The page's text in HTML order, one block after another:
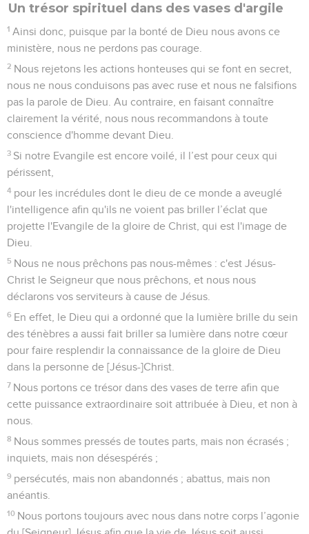
Un trésor spirituel dans des vases d'argile
1 Ainsi donc, puisque par la bonté de Dieu nous avons ce
ministère, nous ne perdons pas courage.
2 Nous rejetons les actions honteuses qui se font en secret,
nous ne nous conduisons pas avec ruse et nous ne falsifions
pas la parole de Dieu. Au contraire, en faisant connaître
clairement la vérité, nous nous recommandons à toute
conscience d'homme devant Dieu.
3 Si notre Evangile est encore voilé, il l’est pour ceux qui
périssent,
4 pour les incrédules dont le dieu de ce monde a aveuglé
l'intelligence afin qu'ils ne voient pas briller l’éclat que
projette l'Evangile de la gloire de Christ, qui est l'image de
Dieu.
5 Nous ne nous prêchons pas nous-mêmes : c'est Jésus-
Christ le Seigneur que nous prêchons, et nous nous
déclarons vos serviteurs à cause de Jésus.
6 En effet, le Dieu qui a ordonné que la lumière brille du sein
des ténèbres a aussi fait briller sa lumière dans notre cœur
pour faire resplendir la connaissance de la gloire de Dieu
dans la personne de [Jésus-]Christ.
7 Nous portons ce trésor dans des vases de terre afin que
cette puissance extraordinaire soit attribuée à Dieu, et non à
nous.
8 Nous sommes pressés de toutes parts, mais non écrasés ;
inquiets, mais non désespérés ;
9 persécutés, mais non abandonnés ; abattus, mais non
anéantis.
10 Nous portons toujours avec nous dans notre corps l’agonie